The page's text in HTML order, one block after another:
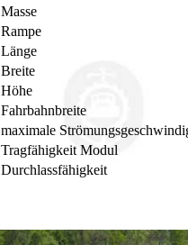
Masse
Rampe
Länge
Breite
Höhe
Fahrbahnbreite
maximale
Tragfähigkeit Modul
Durchlassfähigkeit